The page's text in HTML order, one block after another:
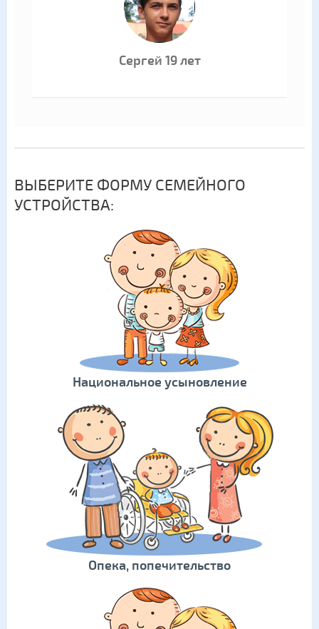
Сергей 19 лет
ВЫБЕРИТЕ ФОРМУ СЕМЕЙНОГО
УСТРОЙСТВА:
Национальное усыновление
Опека, попечительство